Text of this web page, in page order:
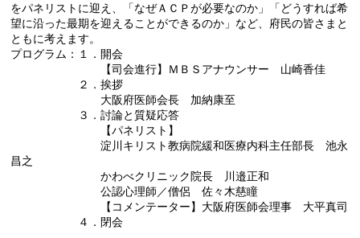
をパネリストに迎え、「なぜＡＣＰが必要なのか」「どうすれば希
望に沿った最期を迎えることができるのか」など、府民の皆さまと
ともに考えます。
プログラム：１．開会
【司会進行】ＭＢＳアナウンサー 山崎香佳
２．挨拶
大阪府医師会長 加納康至
３．討論と質疑応答
【パネリスト】
淀川キリスト教病院緩和医療内科主任部長 池永
昌之
かわべクリニック院長 川邉正和
公認心理師／僧侶 佐々木慈瞳
【コメンテーター】大阪府医師会理事 大平真司
４．閉会